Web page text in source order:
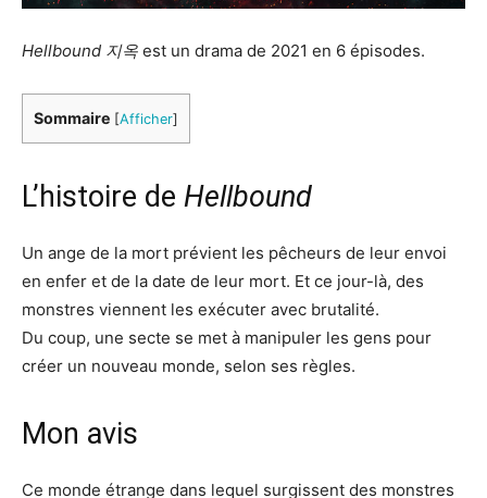
Hellbound 지옥 est un drama de 2021 en 6 épisodes.
Sommaire [Afficher]
L’histoire de Hellbound
Un ange de la mort prévient les pêcheurs de leur envoi
en enfer et de la date de leur mort. Et ce jour-là, des
monstres viennent les exécuter avec brutalité.
Du coup, une secte se met à manipuler les gens pour
créer un nouveau monde, selon ses règles.
Mon avis
Ce monde étrange dans lequel surgissent des monstres